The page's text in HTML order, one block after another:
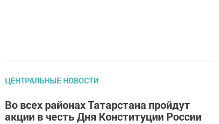
ЦЕНТРАЛЬНЫЕ НОВОСТИ
Во всех районах Татарстана пройдут
акции в честь Дня Конституции России